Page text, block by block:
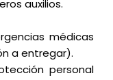
auxilios.
médicas
a entregar).
personal